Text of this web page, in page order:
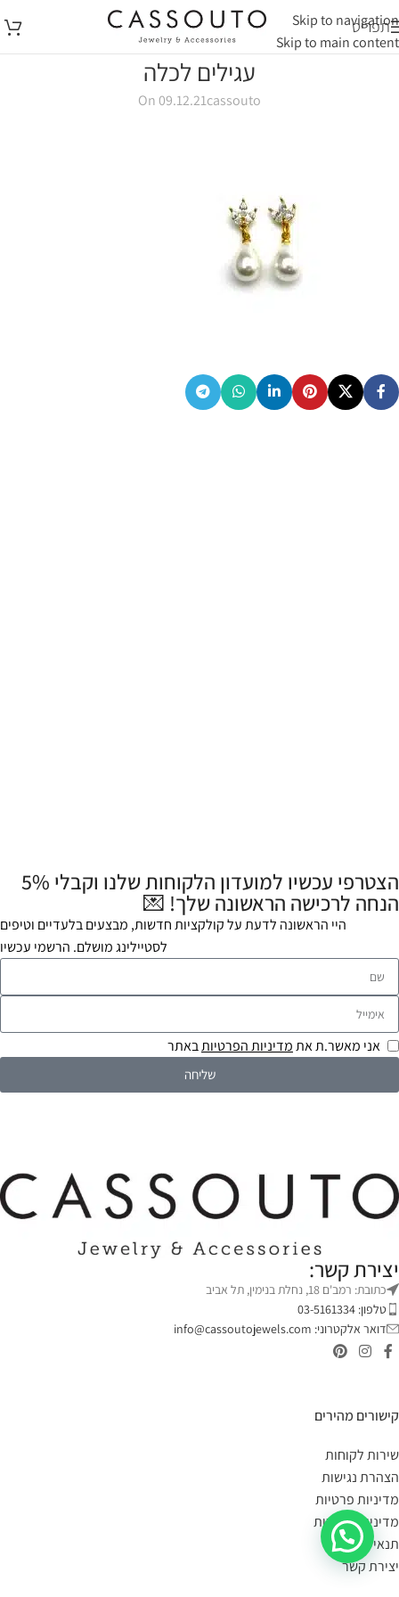
Skip to navigation
Skip to main content
תפריט
עגילים לכלה
cassouto
On 09.12.21
הצטרפי עכשיו למועדון הלקוחות שלנו וקבלי 5%
הנחה לרכישה הראשונה שלך! 💌
היי הראשונה לדעת על קולקציות חדשות, מבצעים בלעדיים וטיפים
לסטיילינג מושלם. הרשמי עכשיו
אני מאשר.ת אתמדיניות הפרטיותבאתר
שליחה
יצירת קשר:
כתובת: רמב'ם 18, נחלת בנימין, תל אביב
טלפון: 03-5161334
דואר אלקטרוני: info@cassoutojewels.com
קישורים מהירים
שירות לקוחות
הצהרת נגישות
מדיניות פרטיות
מדיניות החזרות
תנאי שימוש
יצירת קשר